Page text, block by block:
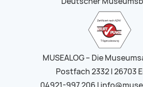
MUSEALOG – Die
Postfach 2332 | 26703